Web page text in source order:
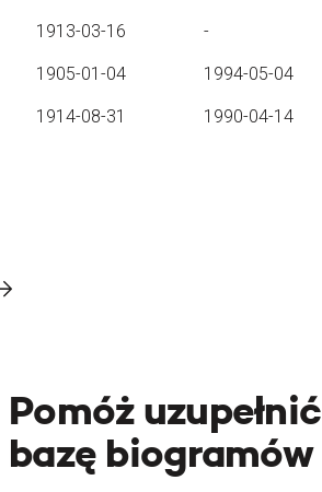
1913-03-16 -
1905-01-04 1994-05-04
1914-08-31 1990-04-14
Pomóż uzupełnić
bazę biogramów